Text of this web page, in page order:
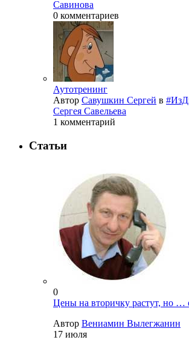
Савинова
0 комментариев
Аутотренинг
Автор Савушкин Сергей в
Сергея Савельева
1 комментарий
Статьи
0
Цены на вторичку растут, но …
Автор Вениамин Вылегжанин
17 июля